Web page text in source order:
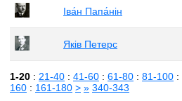
Іва́н Папа́нін
Яків Петерс
1-20 : 21-40 : 41-60 : 61-80 : 81-100 :
160 : 161-180 > » 340-343